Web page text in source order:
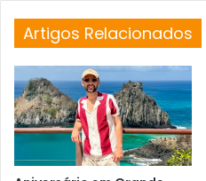
Artigos Relacionados